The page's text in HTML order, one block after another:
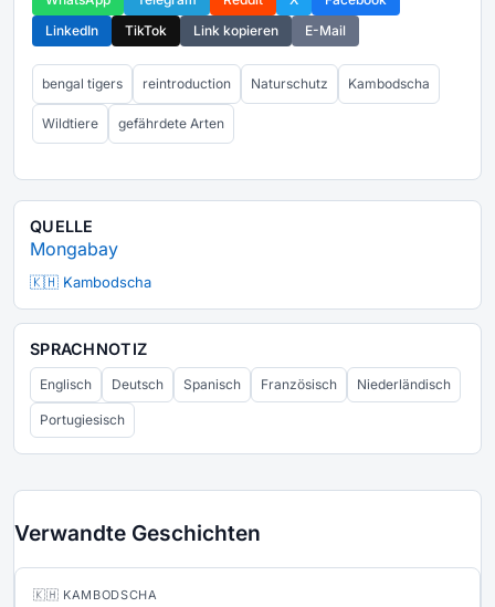
LinkedIn
TikTok Link kopieren E-Mail
bengal tigers reintroduction Naturschutz Kambodscha
Wildtiere gefährdete Arten
QUELLE
Mongabay
🇰🇭 Kambodscha
SPRACHNOTIZ
Englisch Deutsch Spanisch Französisch Niederländisch
Portugiesisch
Verwandte Geschichten
🇰🇭 KAMBODSCHA